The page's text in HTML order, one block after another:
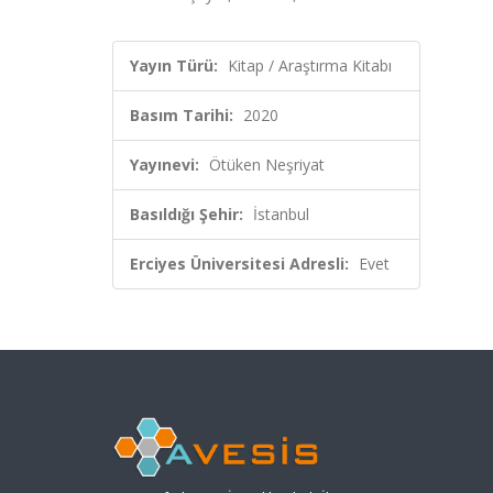
Yayın Türü: Kitap / Araştırma Kitabı
Basım Tarihi: 2020
Yayınevi: Ötüken Neşriyat
Basıldığı Şehir: İstanbul
Erciyes Üniversitesi Adresli: Evet